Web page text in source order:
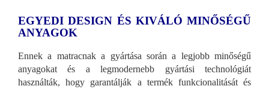
EGYEDI DESIGN ÉS KIVÁLÓ MINŐSÉGŰ
ANYAGOK
Ennek a matracnak a gyártása során a legjobb minőségű
anyagokat és a legmodernebb gyártási technológiát
használták, hogy garantálják a termék funkcionalitását és